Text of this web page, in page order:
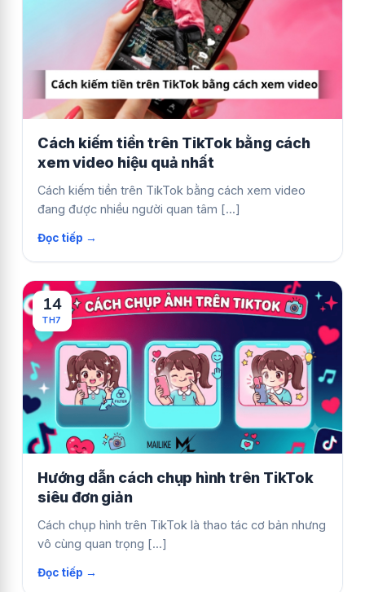
Cách kiếm tiền trên TikTok bằng cách
xem video hiệu quả nhất
Cách kiếm tiền trên TikTok bằng cách xem video
đang được nhiều người quan tâm [...]
Hướng dẫn cách chụp hình trên TikTok
siêu đơn giản
Cách chụp hình trên TikTok là thao tác cơ bản nhưng
vô cùng quan trọng [...]
14
TH7